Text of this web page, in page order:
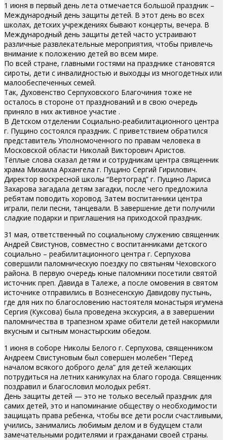
1 июня в первый день лета отмечается большой праздник –
Международный день защиты детей. В этот день во всех
школах, детских учреждениях бывают концерты, вечера. В
Международный день защиты детей часто устраивают
различные развлекательные мероприятия, чтобы привлечь
внимание к положению детей во всем мире.
По всей стране, главными гостями на празднике становятся
сироты, дети с инвалидностью и выходцы из многодетных или
малообеспеченных семей.
Так, Духовенство Серпуховского Благочиния тоже не
осталось в стороне от празднований и в свою очередь
приняло в них активное участие .
В Детском отделении Социально-реабилитационного центра
г. Пущино состоялся праздник. С приветствием обратился
представитель Уполномоченного по правам человека в
Московской области Николай Викторович Аристов.
Тёплые слова сказал детям и сотрудникам центра священник
храма Михаила Архангела г. Пущино Сергий Гирилович.
Директор воскресной школы “Вертоград” г. Пущино Лариса
Захарова загадала детям загадки, после чего предложила
ребятам поводить хоровод. Затем воспитанники центра
играли, пели песни, танцевали. В завершение дети получили
сладкие подарки и приглашения на приходской праздник.
31 мая, ответственный по социальному служению священник
Андрей Свистунов, совместно с воспитанниками детского
социально – реабилитационного центра г. Серпухова
совершили паломническую поездку по святыням Чеховского
района. В первую очередь юные паломники посетили святой
источник преп. Давида в Талеже, а после омовения в святом
источнике отправились в Вознесенскую Давидову пустынь,
где для них по благословению настоятеля монастыря игумена
Сергия (Куксова) была проведена экскурсия, а в завершении
паломничества в трапезном храме обители детей накормили
вкусным и сытным монастырским обедом.
1 июня в соборе Николы Белого г. Серпухова, священником
Андреем Свистуновым был совершен молебен “Перед
началом всякого доброго дела” для детей желающих
потрудиться на летних каникулах на благо города. Священник
поздравил и благословил молодых ребят.
День защиты детей — это не только веселый праздник для
самих детей, это и напоминание обществу о необходимости
защищать права ребенка, чтобы все дети росли счастливыми,
учились, занимались любимым делом и в будущем стали
замечательными родителями и гражданами своей страны.